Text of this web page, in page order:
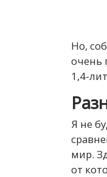
Но,
очень
1,4-
Я не
мир.
от